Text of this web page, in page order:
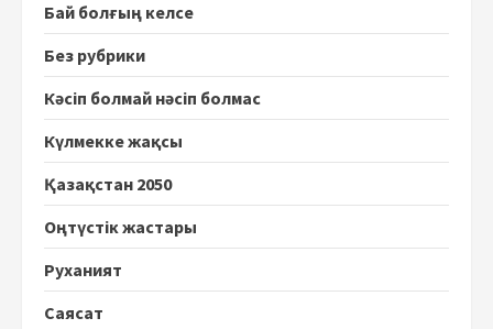
Бай болғың келсе
Без рубрики
Кәсіп болмай нәсіп болмас
Күлмекке жақсы
Қазақстан 2050
Оңтүстік жастары
Руханият
Саясат